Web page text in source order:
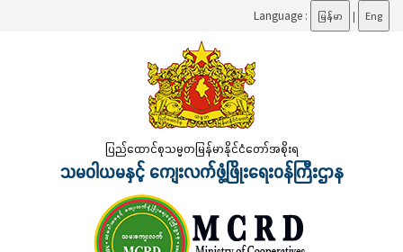
Language : မြန်မာ | Eng
ပြည်ထောင်စုသမ္မတမြန်မာနိုင်ငံတော်အစိုးရ
သမဝါယမနှင့် ကျေးလက်ဖွံ့ဖြိုးရေးဝန်ကြီးဌာန